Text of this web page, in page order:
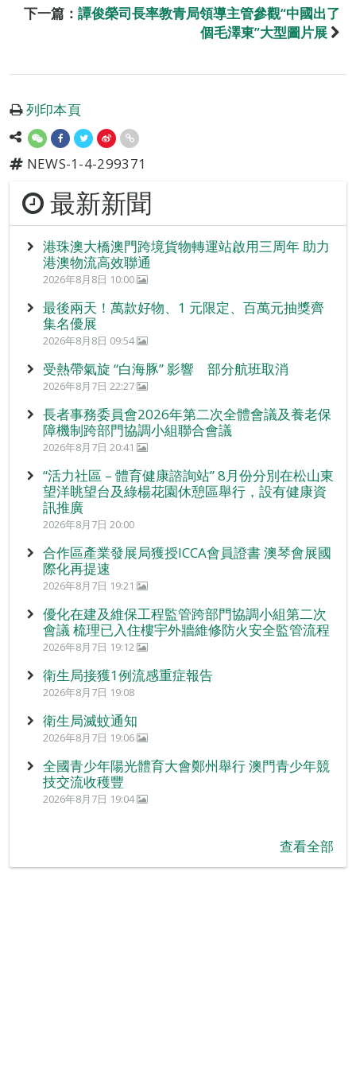
下一篇： 譚俊榮司長率教青局領導主管參觀“中國出了
個毛澤東”大型圖片展
列印本頁
NEWS-1-4-299371
最新新聞
港珠澳大橋澳門跨境貨物轉運站啟用三周年 助力
港澳物流高效聯通
2026年8月8日 10:00
最後兩天！萬款好物、1 元限定、百萬元抽獎齊
集名優展
2026年8月8日 09:54
受熱帶氣旋 “白海豚” 影響 部分航班取消
2026年8月7日 22:27
長者事務委員會2026年第二次全體會議及養老保
障機制跨部門協調小組聯合會議
2026年8月7日 20:41
“活力社區 – 體育健康諮詢站” 8月份分別在松山東
望洋眺望台及綠楊花園休憩區舉行，設有健康資
訊推廣
2026年8月7日 20:00
合作區產業發展局獲授ICCA會員證書 澳琴會展國
際化再提速
2026年8月7日 19:21
優化在建及維保工程監管跨部門協調小組第二次
會議 梳理已入住樓宇外牆維修防火安全監管流程
2026年8月7日 19:12
衛生局接獲1例流感重症報告
2026年8月7日 19:08
衛生局滅蚊通知
2026年8月7日 19:06
全國青少年陽光體育大會鄭州舉行 澳門青少年競
技交流收穫豐
2026年8月7日 19:04
查看全部